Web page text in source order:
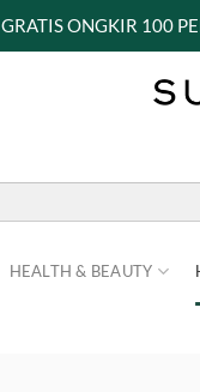
GRATIS ONGKIR 100
HEALTH & BEAUTY